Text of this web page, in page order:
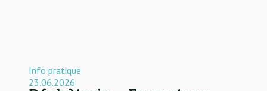
Info pratique
23.06.2026